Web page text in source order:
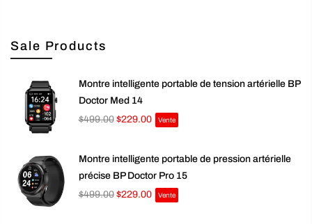
Sale Products
Montre intelligente portable de tension artérielle BP
Doctor Med 14
$499.00 $229.00 Vente
Montre intelligente portable de pression artérielle
précise BP Doctor Pro 15
$499.00 $229.00 Vente